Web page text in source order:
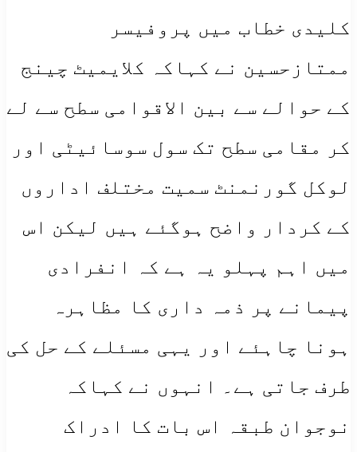
کلیدی خطاب میں پروفیسر
ممتازحسین نے کہاکہ کلایمیٹ چینج
کے حوالے سے بین الاقوامی سطح سے لے
کر مقامی سطح تک سول سوسائیٹی اور
لوکل گورنمنٹ سمیت مختلف اداروں
کے کردار واضح ہوگئے ہیں لیکن اس
میں اہم پہلو یہ ہے کہ انفرادی
پیمانے پر ذمہ داری کا مظاہرہ
ہونا چاہئے اور یہی مسئلے کے حل کی
طرف جاتی ہے۔ انہوں نے کہاکہ
نوجوان طبقہ اس بات کا ادراک